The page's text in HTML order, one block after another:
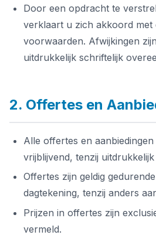
Door een opdracht te
verklaart u zich akkoord met
voorwaarden. Afwijkingen
uitdrukkelijk schriftelijk
2. Offertes en
Alle offertes en
vrijblijvend, tenzij
Offertes zijn geldig
dagtekening, tenzij anders
Prijzen in offertes zijn
vermeld.